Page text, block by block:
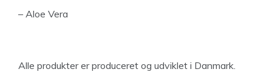
– Aloe Vera
Alle produkter er produceret og udviklet i Danmark.